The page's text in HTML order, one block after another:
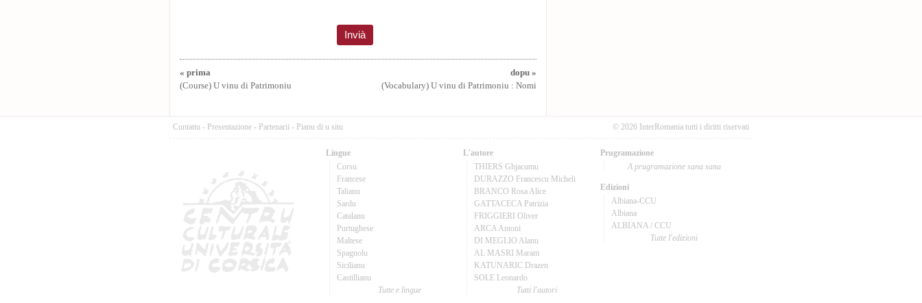
« prima
(Course) U vinu di Patrimoniu
dopu »
(Vocabulary) U vinu di Patrimoniu : Nomi
Cuntattu - Presentazione - Partenarii - Pianu di u situ © 2026 InterRomania tutti i diritti riservati
Lingue
Corsu
Francese
Talianu
Sardu
Catalanu
Purtughese
Maltese
Spagnolu
Sicilianu
Castillianu
Tutte e lingue
L'autore
THIERS Ghjacumu
DURAZZO Francescu Micheli
BRANCO Rosa Alice
GATTACECA Patrizia
FRIGGIERI Oliver
ARCA Antoni
DI MEGLIO Alanu
AL MASRI Maram
KATUNARIC Drazen
SOLE Leonardo
Tutti l'autori
Prugramazione
A prugramazione sana sana
Edizioni
Albiana-CCU
Albiana
ALBIANA / CCU
Tutte l'edizioni